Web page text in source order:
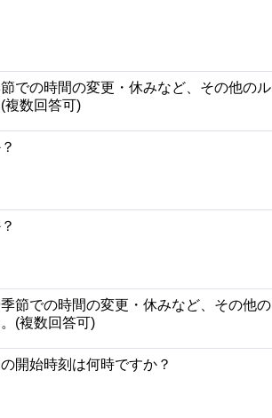
での時間の変更・休みなど、その他のル
複数回答可)
節での時間の変更・休みなど、その他の
(複数回答可)
開始時刻は何時ですか？